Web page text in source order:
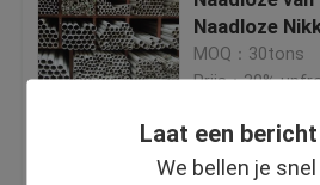
Laat een
We bellen je
Warmgewalste Staalrol
Roestvrij staal Gerolde Plaat
Naadloze
MOQ：30tons
Prijs：30%